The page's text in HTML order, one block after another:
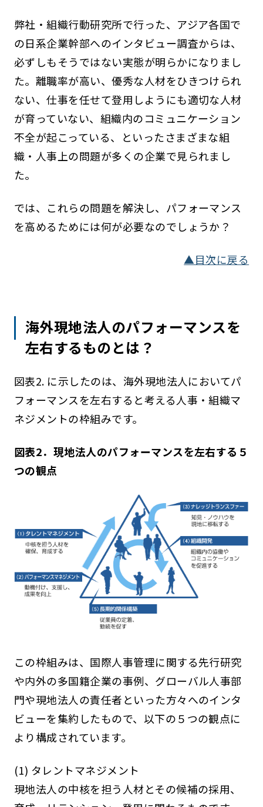
弊社・組織行動研究所で行った、アジア各国で
の日系企業幹部へのインタビュー調査からは、
必ずしもそうではない実態が明らかになりまし
た。離職率が高い、優秀な人材をひきつけられ
ない、仕事を任せて登用しようにも適切な人材
が育っていない、組織内のコミュニケーション
不全が起こっている、といったさまざまな組
織・人事上の問題が多くの企業で見られまし
た。
では、これらの問題を解決し、パフォーマンス
を高めるためには何が必要なのでしょうか？
▲目次に戻る
海外現地法人のパフォーマンスを
左右するものとは？
図表2. に示したのは、海外現地法人においてパ
フォーマンスを左右すると考える人事・組織マ
ネジメントの枠組みです。
図表2．現地法人のパフォーマンスを左右する５
つの観点
この枠組みは、国際人事管理に関する先行研究
や内外の多国籍企業の事例、グローバル人事部
門や現地法人の責任者といった方々へのインタ
ビューを集約したもので、以下の５つの観点に
より構成されています。
(1) タレントマネジメント
現地法人の中核を担う人材とその候補の採用、